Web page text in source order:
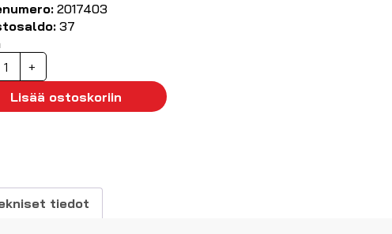
2017403
37
+
Lisää ostoskoriin
tiedot